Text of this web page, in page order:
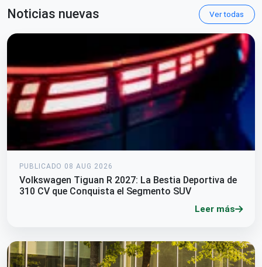
Noticias nuevas Ver todas
PUBLICADO 08 AUG 2026
Volkswagen Tiguan R 2027: La Bestia Deportiva de
310 CV que Conquista el Segmento SUV
Leer más